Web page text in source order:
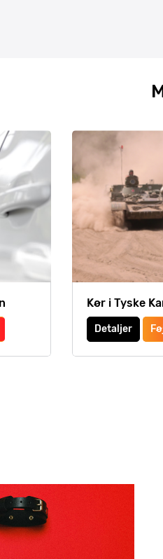
Kør i Tyske
Detaljer